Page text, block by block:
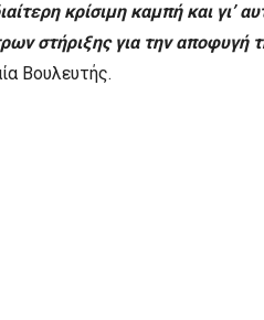
κρίσιμη καμπή και γι’
στήριξης για την αποφυγή
Βουλευτής.